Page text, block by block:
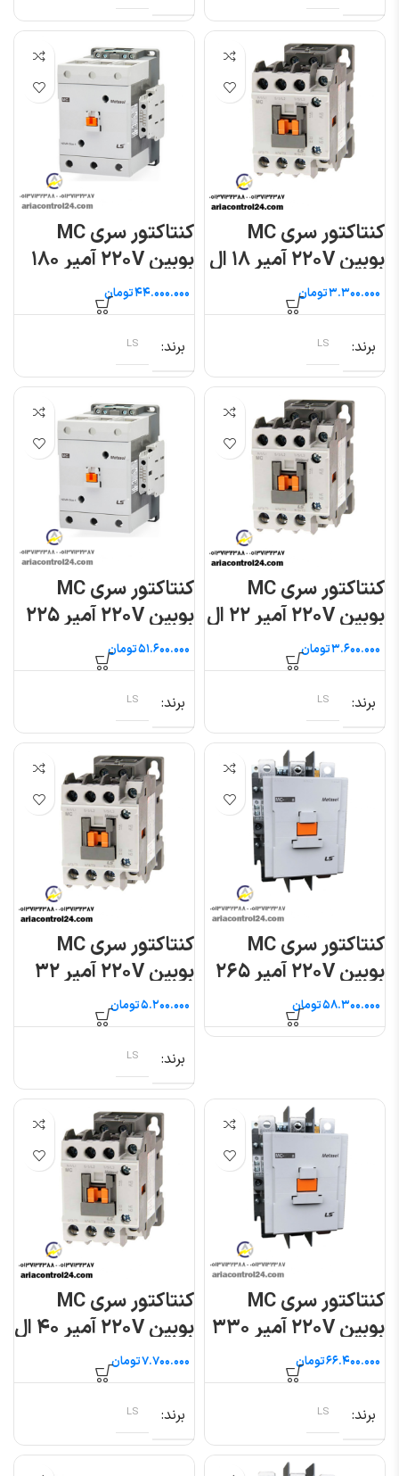
کنتاکتور سری MC
بوبین ۲۲۰V آمپر ۱۸ ال
اس
تومان
برند LS
کنتاکتور سری MC
بوبین ۲۲۰V آمپر ۱۸۰
ال اس تومان
برند LS
کنتاکتور سری MC
بوبین ۲۲۰V آمپر ۲۲ ال
اس
تومان
برند LS
کنتاکتور سری MC
بوبین ۲۲۰V آمپر ۲۲۵
ال اس تومان
برند LS
کنتاکتور سری MC
بوبین ۲۲۰V آمپر ۲۶۵
ال اس
تومان
کنتاکتور سری MC
بوبین ۲۲۰V آمپر ۳۲
ال اس تومان
برند LS
کنتاکتور سری MC
بوبین ۲۲۰V آمپر ۳۳۰
ال اس تومان
برند LS
کنتاکتور سری MC
بوبین ۲۲۰V آمپر ۴۰ ال
اس
تومان
برند LS